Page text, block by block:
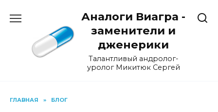
Аналоги Виагра -
заменители и
дженерики
Талантливый андролог-
уролог Микитюк Сергей
ГЛАВНАЯ » БЛОГ